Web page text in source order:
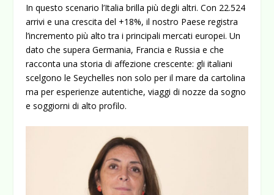
In questo scenario l’Italia brilla più degli altri. Con 22.524
arrivi e una crescita del +18%, il nostro Paese registra
l’incremento più alto tra i principali mercati europei. Un
dato che supera Germania, Francia e Russia e che
racconta una storia di affezione crescente: gli italiani
scelgono le Seychelles non solo per il mare da cartolina
ma per esperienze autentiche, viaggi di nozze da sogno
e soggiorni di alto profilo.